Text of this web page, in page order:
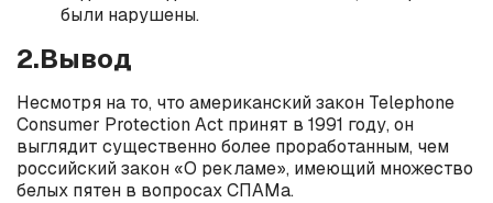
были нарушены.
2.Вывод
Несмотря на то, что американский закон Telephone
Consumer Protection Act принят в 1991 году, он
выглядит существенно более проработанным, чем
российский закон «О рекламе», имеющий множество
белых пятен в вопросах СПАМа.